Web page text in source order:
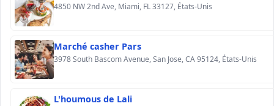
4850 NW 2nd Ave, Miami, FL 33127, États-Unis
Marché casher Pars
3978 South Bascom Avenue, San Jose, CA 95124, États-Unis
L'houmous de Lali